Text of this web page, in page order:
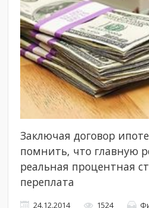
Заключая договор
помнить, что главную
реальная процентная
переплата
24.12.2014 1524